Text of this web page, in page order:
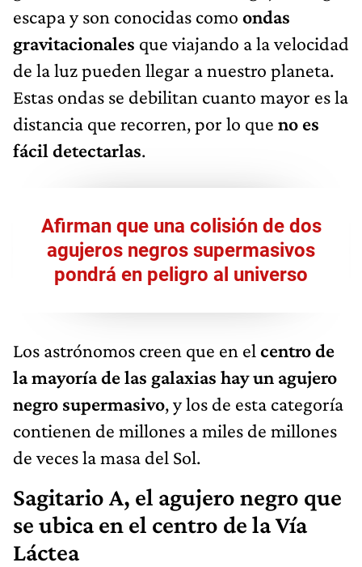
escapa y son conocidas como ondas
gravitacionales que viajando a la velocidad
de la luz pueden llegar a nuestro planeta.
Estas ondas se debilitan cuanto mayor es la
distancia que recorren, por lo que no es
fácil detectarlas.
Afirman que una colisión de dos
agujeros negros supermasivos
pondrá en peligro al universo
Los astrónomos creen que en el centro de
la mayoría de las galaxias hay un agujero
negro supermasivo, y los de esta categoría
contienen de millones a miles de millones
de veces la masa del Sol.
Sagitario A, el agujero negro que
se ubica en el centro de la Vía
Láctea